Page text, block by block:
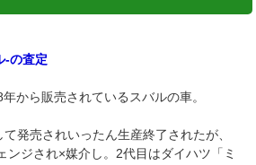
-の査定
から販売されているスバルの車。
発売されいったん生産終了されたが、
ンジされ×媒介し。2代目はダイハツ「ミ